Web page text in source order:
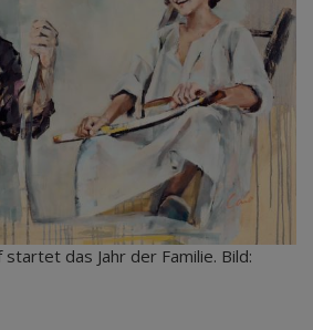
das Jahr der Familie. Bild: